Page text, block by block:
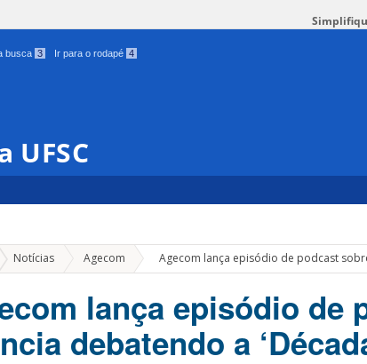
busca 3 Ir para o rodapé 4
UFSC
Notícias Agecom » Agecom lança episódio de podcast
lança episódio de
debatendo a